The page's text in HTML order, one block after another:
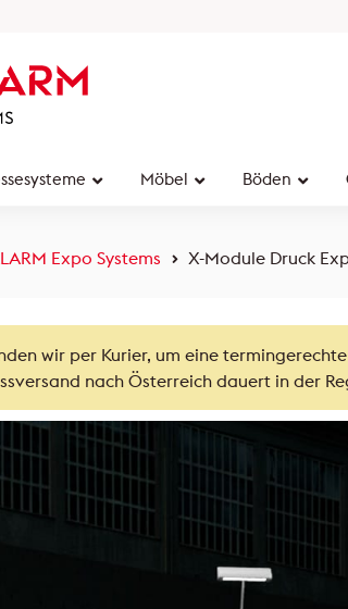
Möbel Böden
Expo Systems X-Module Druck
wir per Kurier, um eine
nach Österreich dauert in der